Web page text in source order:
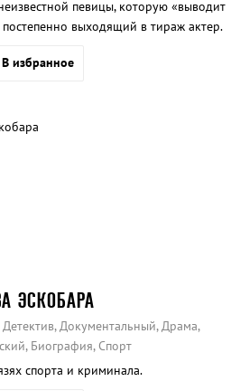
певицы, которую «выводит
постепенно выходящий в тираж актер.
В избранное
ЭСКОБАРА
Документальный, Драма,
Биография, Спорт
спорта и криминала.